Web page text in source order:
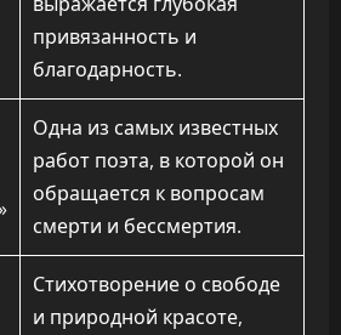
привязанность и
благодарность.
Одна из самых известных
работ поэта, в которой он
обращается к вопросам
смерти и бессмертия.
Стихотворение о свободе
и природной красоте,